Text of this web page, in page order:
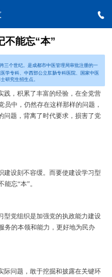

不能忘“本”
三个世纪。是成都市中医管理局审批注册的一
学专科、中西部公立肛肠专科医院、国家中医
研究生招生点。
践，积累了丰富的经验，在全党营
中，仍然存在这样那样的问题，
问题，背离了时代要求，损害了党
建设刻不容缓。而要使建设学习型
忘“本”。
型党组织是加强党的执政能力建设
务的本领和能力，更好地为民办
际问题，敢于挖掘和披露在关键环